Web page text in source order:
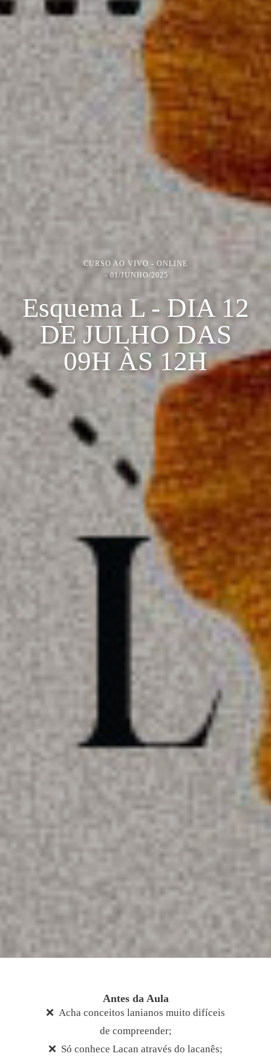
CURSO AO VIVO - ONLINE
01/JUNHO/2025
Esquema L - DIA 12
DE JULHO DAS
09H ÀS 12H
Antes da Aula
❌ Acha conceitos lanianos muito difíceis
de compreender;
❌ Só conhece Lacan através do lacanês;